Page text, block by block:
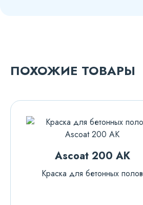
ПОХОЖИЕ ТОВАРЫ
Ascoat 200 AK
Краска для бетонных полов